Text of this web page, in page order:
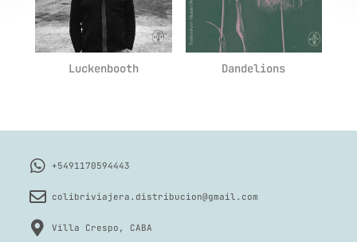
Luckenbooth Dandelions
+5491170594443
colibriviajera.distribucion@gmail.com
Villa Crespo, CABA